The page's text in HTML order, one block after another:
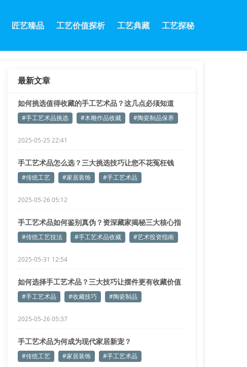
匠艺臻品 工艺价值探析 工艺典藏 工艺探秘
最新文章
如何挑选值得收藏的手工艺术品？这几点必须知道
#手工艺术品挑选 #木雕作品收藏 #陶瓷制品保养
2025-05-25 22:41
手工艺术品怎么选？三大挑选技巧让您不花冤枉钱
#传统工艺 #家居装饰 #手工艺术品
2025-05-26 05:12
手工艺术品如何鉴别真伪？资深藏家揭秘三大核心指
标#传统工艺技法 #手工艺术品收藏 #艺术投资指南
2025-05-31 12:54
如何选择手工艺术品？三大技巧让摆件更有收藏价值
#手工艺术品 #收藏技巧 #陶瓷制品
2025-05-26 05:37
手工艺术品为何成为现代家居新宠？
#传统工艺 #家居装饰 #手工艺术品